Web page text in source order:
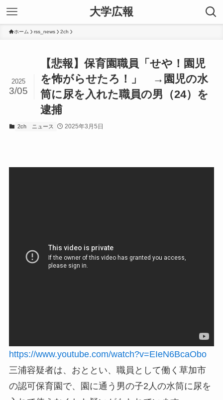
大学広報
ホーム rss_news 2ch
【悲報】保育園職員「せや！園児
を怖がらせたろ！」 →園児の水
筒に尿を入れた職員の男（24）を
逮捕
2025
3/05
2ch ニュース 2025年3月5日
https://www.youtube.com/watch?v=EIeN6BcaObo
三浦容疑者は、おととい、職員として働く草加市
の認可保育園で、園に通う男の子2人の水筒に尿を